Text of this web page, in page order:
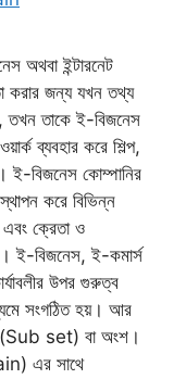
অথবা ইন্টারনেট
করার জন্য যখন তথ্য
তখন তাকে ই-বিজনেস
ব্যবহার করে শিল্প,
ই-বিজনেস কোম্পানির
করে বিভিন্ন
এবং ক্রেতা ও
ই-বিজনেস, ই-কমার্স
উপর গুরুত্ব
সংগঠিত হয়। আর
(Sub set) বা অংশ।
এর সাথে